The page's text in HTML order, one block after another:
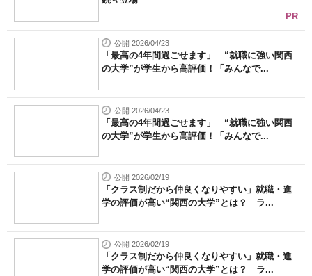
PR
公開 2026/04/23
「最高の4年間過ごせます」 “就職に強い関西
の大学”が学生から高評価！「みんなで...
公開 2026/04/23
「最高の4年間過ごせます」 “就職に強い関西
の大学”が学生から高評価！「みんなで...
公開 2026/02/19
「クラス制だから仲良くなりやすい」就職・進
学の評価が高い“関西の大学”とは？ ラ...
公開 2026/02/19
「クラス制だから仲良くなりやすい」就職・進
学の評価が高い“関西の大学”とは？ ラ...